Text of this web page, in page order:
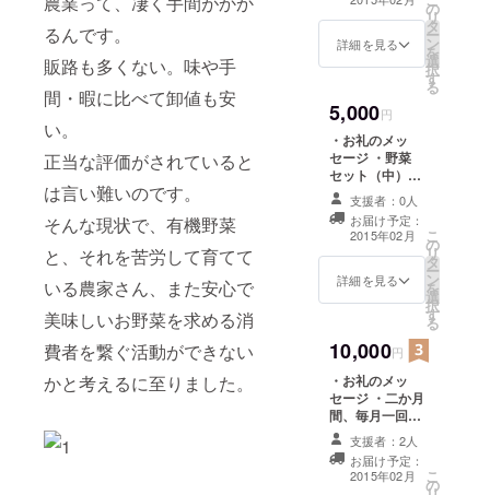
るんです。
販路も多くない。味や手
間・暇に比べて卸値も安
い。
正当な評価がされていると
は言い難いのです。
そんな現状で、有機野菜
と、それを苦労して育てて
いる農家さん、また安心で
美味しいお野菜を求める消
費者を繋ぐ活動ができない
かと考えるに至りました。
詳細を見る
の
リ
タ
ー
ン
を
選
択
す
る
5,000円
・お礼のメッ
セージ ・野菜
セット（中）を
お送り致しま
す。支援者：0人
お届け予定：
2015年02月
詳細を見る
こ
の
リ
タ
ー
ン
を
選
択
す
る
10,000円
・お礼のメッ
セージ ・二か月
間、毎月一回野
菜セット（中）
をお送り致しま
す。
支援者：2人
お届け予定：
2015年02月
こ
の